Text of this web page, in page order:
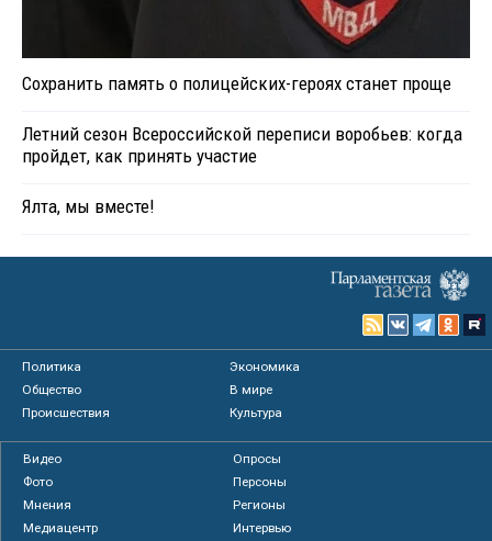
Сохранить память о полицейских-героях станет проще
Летний сезон Всероссийской переписи воробьев: когда
пройдет, как принять участие
Ялта, мы вместе!
Политика
Экономика
Общество
В мире
Происшествия
Культура
Видео
Опросы
Фото
Персоны
Мнения
Регионы
Медиацентр
Интервью